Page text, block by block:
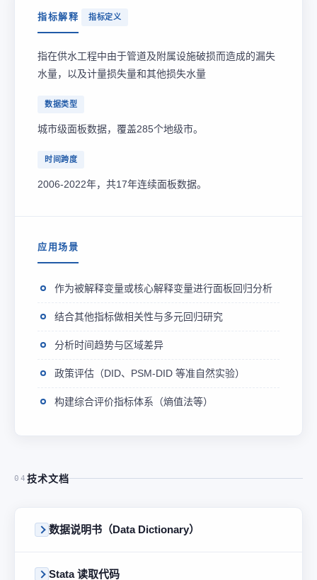
指标解释 指标定义
指在供水工程中由于管道及附属设施破损而造成的漏失
水量，以及计量损失量和其他损失水量
数据类型
城市级面板数据，覆盖285个地级市。
时间跨度
2006-2022年，共17年连续面板数据。
应用场景
作为被解释变量或核心解释变量进行面板回归分析
结合其他指标做相关性与多元回归研究
分析时间趋势与区域差异
政策评估（DID、PSM-DID 等准自然实验）
构建综合评价指标体系（熵值法等）
04 技术文档
数据说明书（Data Dictionary）
Stata 读取代码